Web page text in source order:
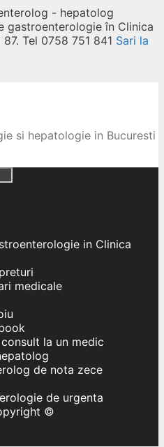
- hepatolog
gastroenterologie în Clinica
Tel 0758 751 841 Sari la
si hepatologie in Bucuresti
in Clinica
medicale
la un medic
de nota zece
de urgenta
©